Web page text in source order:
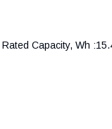
Rated Capacity, Wh